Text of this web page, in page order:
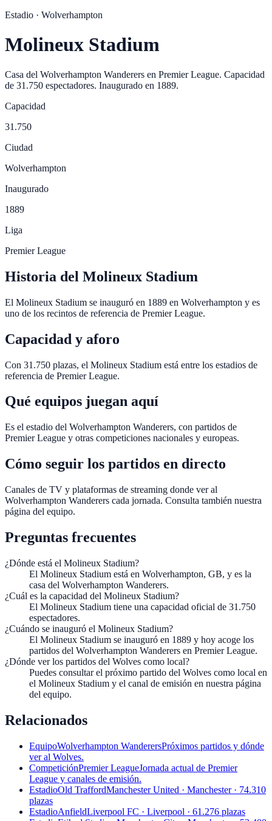
Estadio · Wolverhampton
Molineux Stadium
Casa del Wolverhampton Wanderers en Premier League. Capacidad
de 31.750 espectadores. Inaugurado en 1889.
Capacidad
31.750
Ciudad
Wolverhampton
Inaugurado
1889
Liga
Premier League
Historia del Molineux Stadium
El Molineux Stadium se inauguró en 1889 en Wolverhampton y es
uno de los recintos de referencia de Premier League.
Capacidad y aforo
Con 31.750 plazas, el Molineux Stadium está entre los estadios de
referencia de Premier League.
Qué equipos juegan aquí
Es el estadio del Wolverhampton Wanderers, con partidos de
Premier League y otras competiciones nacionales y europeas.
Cómo seguir los partidos en directo
Canales de TV y plataformas de streaming donde ver al
Wolverhampton Wanderers cada jornada. Consulta también nuestra
página del equipo.
Preguntas frecuentes
¿Dónde está el Molineux Stadium?
El Molineux Stadium está en Wolverhampton, GB, y es la
casa del Wolverhampton Wanderers.
¿Cuál es la capacidad del Molineux Stadium?
El Molineux Stadium tiene una capacidad oficial de 31.750
espectadores.
¿Cuándo se inauguró el Molineux Stadium?
El Molineux Stadium se inauguró en 1889 y hoy acoge los
partidos del Wolverhampton Wanderers en Premier League.
¿Dónde ver los partidos del Wolves como local?
Puedes consultar el próximo partido del Wolves como local en
el Molineux Stadium y el canal de emisión en nuestra página
del equipo.
Relacionados
EquipoWolverhampton WanderersPróximos partidos y dónde
ver al Wolves.
CompeticiónPremier LeagueJornada actual de Premier
League y canales de emisión.
EstadioOld TraffordManchester United · Manchester · 74.310
plazas
EstadioAnfieldLiverpool FC · Liverpool · 61.276 plazas